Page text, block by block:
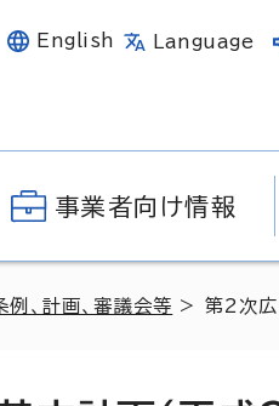
English Language
事業者向け情報
例、計画、審議会等 > 第2次広